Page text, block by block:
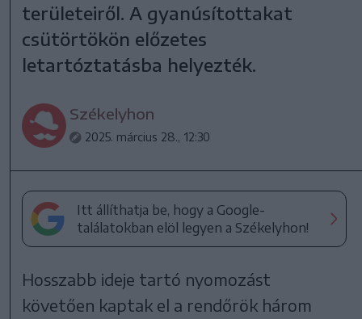
területeiről. A gyanúsítottakat
csütörtökön előzetes
letartóztatásba helyezték.
Székelyhon
2025. március 28., 12:30
Itt állíthatja be, hogy a Google-
találatokban elöl legyen a Székelyhon!
Hosszabb ideje tartó nyomozást
követően kaptak el a rendőrök három